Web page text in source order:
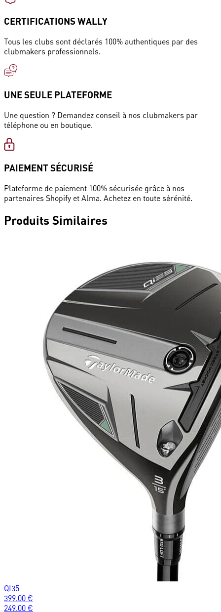
CERTIFICATIONS WALLY
Tous les clubs sont déclarés 100% authentiques par des
clubmakers professionnels.
UNE SEULE PLATEFORME
Une question ? Demandez conseil à nos clubmakers par
téléphone ou en boutique.
PAIEMENT SÉCURISÉ
Plateforme de paiement 100% sécurisée grâce à nos
partenaires Shopify et Alma. Achetez en toute sérénité.
Produits Similaires
QI35
399.00 €
249.00 €